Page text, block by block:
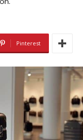
Pinterest